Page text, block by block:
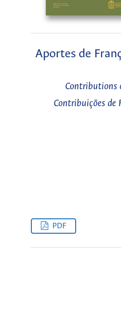
Aportes de
Contributions
Contribuições
PDF